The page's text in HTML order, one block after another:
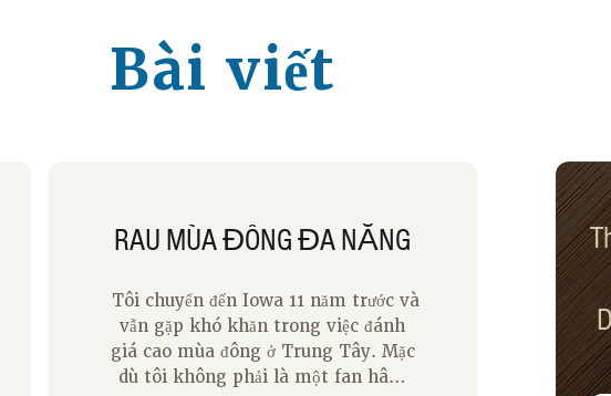
Bài viết
RAU MÙA ĐÔNG ĐA NĂNG
Tôi chuyển đến Iowa 11 năm trước và
vẫn gặp khó khăn trong việc đánh
giá cao mùa đông ở Trung Tây. Mặc
dù tôi không phải là một fan hâm